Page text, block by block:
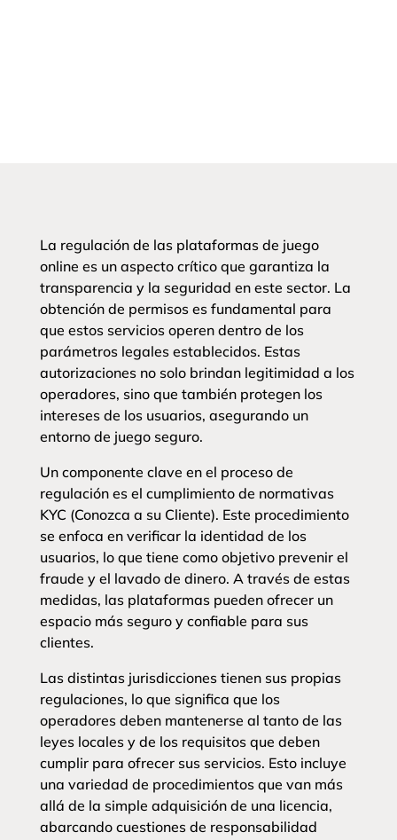
La regulación de las plataformas de juego
online es un aspecto crítico que garantiza la
transparencia y la seguridad en este sector. La
obtención de permisos es fundamental para
que estos servicios operen dentro de los
parámetros legales establecidos. Estas
autorizaciones no solo brindan legitimidad a los
operadores, sino que también protegen los
intereses de los usuarios, asegurando un
entorno de juego seguro.
Un componente clave en el proceso de
regulación es el cumplimiento de normativas
KYC (Conozca a su Cliente). Este procedimiento
se enfoca en verificar la identidad de los
usuarios, lo que tiene como objetivo prevenir el
fraude y el lavado de dinero. A través de estas
medidas, las plataformas pueden ofrecer un
espacio más seguro y confiable para sus
clientes.
Las distintas jurisdicciones tienen sus propias
regulaciones, lo que significa que los
operadores deben mantenerse al tanto de las
leyes locales y de los requisitos que deben
cumplir para ofrecer sus servicios. Esto incluye
una variedad de procedimientos que van más
allá de la simple adquisición de una licencia,
abarcando cuestiones de responsabilidad